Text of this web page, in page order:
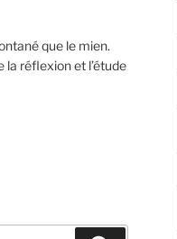
que le mien.
la réflexion et l’étude